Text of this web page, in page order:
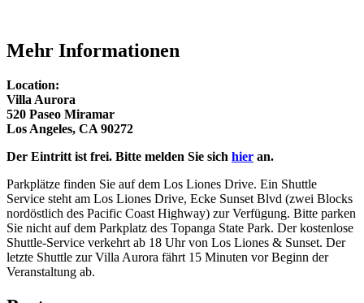
Mehr Informationen
Location:
Villa Aurora
520 Paseo Miramar
Los Angeles, CA 90272
Der Eintritt ist frei. Bitte melden Sie sich hier an.
Parkplätze finden Sie auf dem Los Liones Drive. Ein Shuttle
Service steht am Los Liones Drive, Ecke Sunset Blvd (zwei Blocks
nordöstlich des Pacific Coast Highway) zur Verfügung. Bitte parken
Sie nicht auf dem Parkplatz des Topanga State Park. Der kostenlose
Shuttle-Service verkehrt ab 18 Uhr von Los Liones & Sunset. Der
letzte Shuttle zur Villa Aurora fährt 15 Minuten vor Beginn der
Veranstaltung ab.